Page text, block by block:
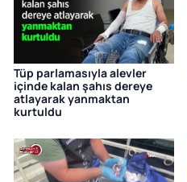
Tüp parlamasıyla alevler
içinde kalan şahıs dereye
atlayarak yanmaktan
kurtuldu